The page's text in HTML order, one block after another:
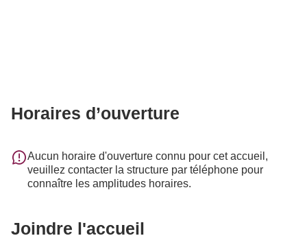
Horaires d’ouverture
Aucun horaire d'ouverture connu pour cet accueil,
veuillez contacter la structure par téléphone pour
connaître les amplitudes horaires.
Joindre l'accueil